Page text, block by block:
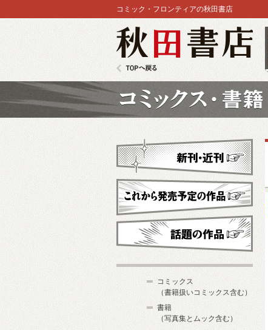
コミック・フロンティアの秋田書店
新刊・近刊
これから発売予定
コミックス
（書籍扱いコミックス含む）
書籍
（写真集とムック含む）